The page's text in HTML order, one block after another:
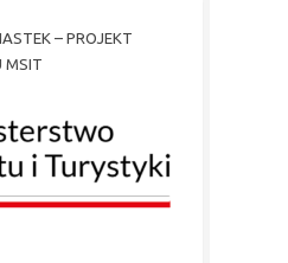
– PROJEKT
MSIT